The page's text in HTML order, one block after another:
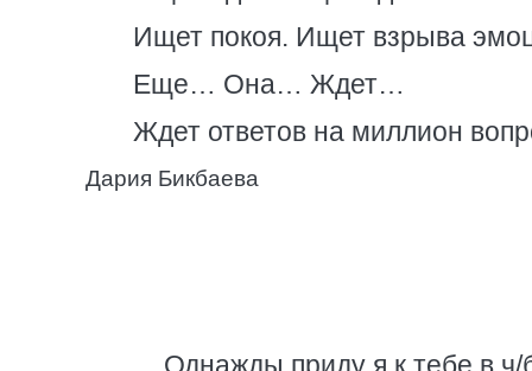
Ищет покоя. Ищет взрыва
Еще… Она… Ждет…
Ждет ответов на миллион
Дария Бикбаева